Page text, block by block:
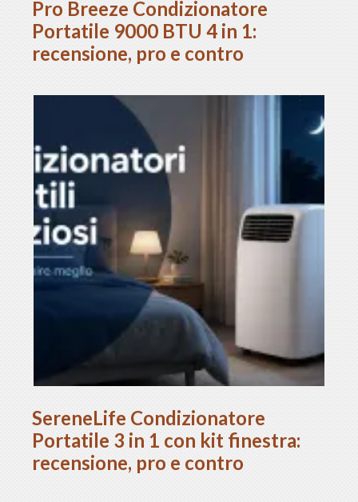
Pro Breeze Condizionatore
Portatile 9000 BTU 4 in 1:
recensione, pro e contro
SereneLife Condizionatore
Portatile 3 in 1 con kit finestra:
recensione, pro e contro